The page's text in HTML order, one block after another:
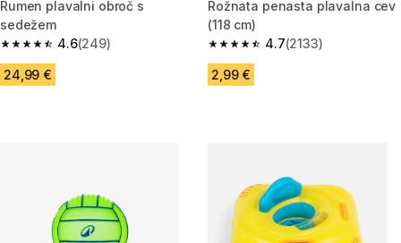
Rumen plavalni obroč s
sedežem
4.6
4.6 od 5 zvezdic from 249 ocene
(249)
24,99 €
Rožnata penasta plavalna cev
(118 cm)
4.7
4.7 od 5 zvezdic from 2133
(2133)
2,99 €